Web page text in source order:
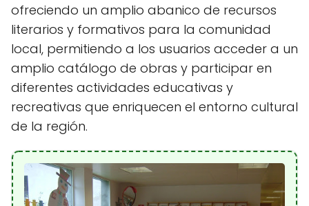
ofreciendo un amplio abanico de recursos
literarios y formativos para la comunidad
local, permitiendo a los usuarios acceder a un
amplio catálogo de obras y participar en
diferentes actividades educativas y
recreativas que enriquecen el entorno cultural
de la región.